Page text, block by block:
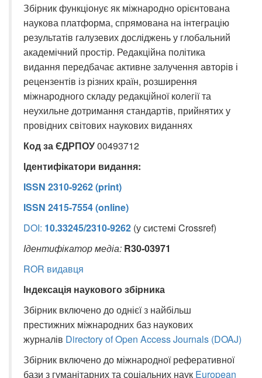
Збірник функціонує як міжнародно орієнтована
наукова платформа, спрямована на інтеграцію
результатів галузевих досліджень у глобальний
академічний простір. Редакційна політика
видання передбачає активне залучення авторів і
рецензентів із різних країн, розширення
міжнародного складу редакційної колегії та
неухильне дотримання стандартів, прийнятих у
провідних світових наукових виданнях
Код за ЄДРПОУ00493712
Ідентифікатори видання:
ISSN 2310-9262 (print)
ISSN 2415-7554 (online)
DOI: 10.33245/2310-9262 (у системі Crossref)
Ідентифікатормедіа: R30-03971
ROR видавця
Індексація науковогозбірника
Збірник включено до однієї з найбільш
престижних міжнародних баз наукових
журналів Directory of Open Access Journals (DOAJ)
Збірник включено до міжнародної реферативної
бази з гуманітарних та соціальних наук European